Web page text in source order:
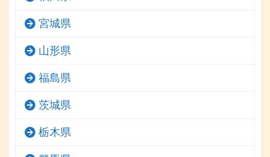
宮城県
山形県
福島県
茨城県
栃木県